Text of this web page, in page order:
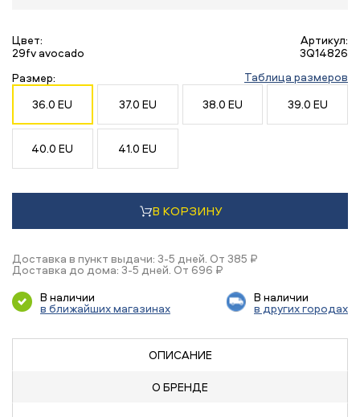
Цвет:
29fv avocado
Артикул:
3Q14826
Размер:
Таблица размеров
36.0 EU
37.0 EU 38.0 EU 39.0 EU
40.0 EU 41.0 EU
В КОРЗИНУ
Доставка в пункт выдачи: 3-5 дней. От 385 ₽
Доставка до дома: 3-5 дней. От 696 ₽
В наличии
в ближайших магазинах
В наличии
в других городах
ОПИСАНИЕ
О БРЕНДЕ